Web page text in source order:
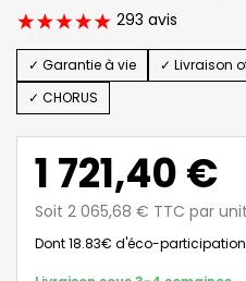
293 avis
✓ Garantie à vie ✓ Livraison
✓ CHORUS
1 721,40 €
Soit 2 065,68 € TTC par
Dont 18.83€ d'éco-participation